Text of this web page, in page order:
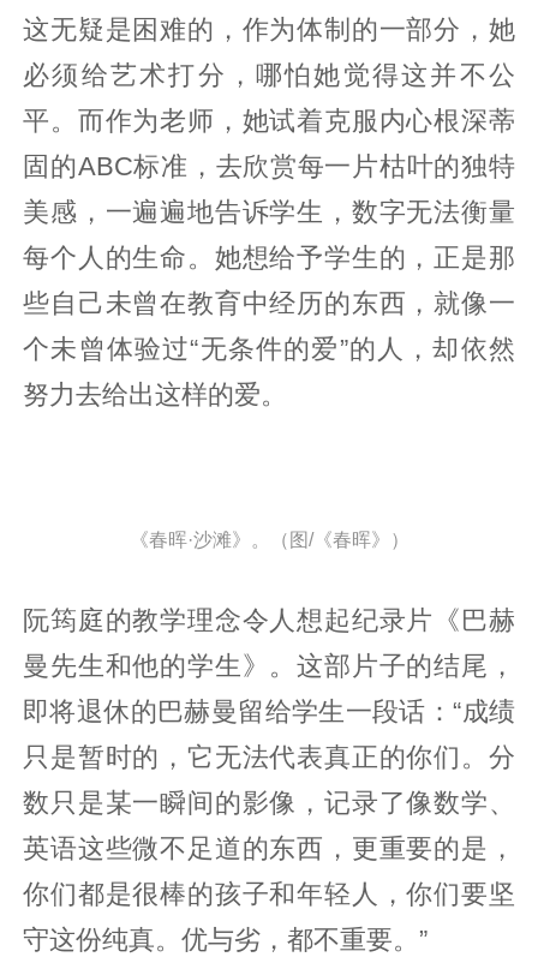
这无疑是困难的，作为体制的一部分，她
必须给艺术打分，哪怕她觉得这并不公
平。而作为老师，她试着克服内心根深蒂
固的ABC标准，去欣赏每一片枯叶的独特
美感，一遍遍地告诉学生，数字无法衡量
每个人的生命。她想给予学生的，正是那
些自己未曾在教育中经历的东西，就像一
个未曾体验过“无条件的爱”的人，却依然
努力去给出这样的爱。
《春晖·沙滩》。（图/《春晖》）
阮筠庭的教学理念令人想起纪录片《巴赫
曼先生和他的学生》。这部片子的结尾，
即将退休的巴赫曼留给学生一段话：“成绩
只是暂时的，它无法代表真正的你们。分
数只是某一瞬间的影像，记录了像数学、
英语这些微不足道的东西，更重要的是，
你们都是很棒的孩子和年轻人，你们要坚
守这份纯真。优与劣，都不重要。”